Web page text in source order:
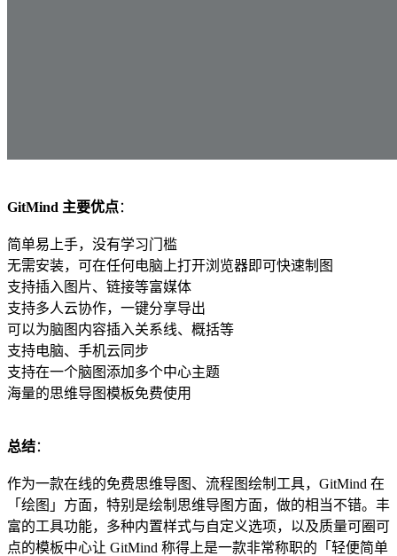
GitMind 主要优点：
简单易上手，没有学习门槛
无需安装，可在任何电脑上打开浏览器即可快速制图
支持插入图片、链接等富媒体
支持多人云协作，一键分享导出
可以为脑图内容插入关系线、概括等
支持电脑、手机云同步
支持在一个脑图添加多个中心主题
海量的思维导图模板免费使用
总结：
作为一款在线的免费思维导图、流程图绘制工具，GitMind 在
「绘图」方面，特别是绘制思维导图方面，做的相当不错。丰
富的工具功能，多种内置样式与自定义选项，以及质量可圈可
点的模板中心让 GitMind 称得上是一款非常称职的「轻便简单